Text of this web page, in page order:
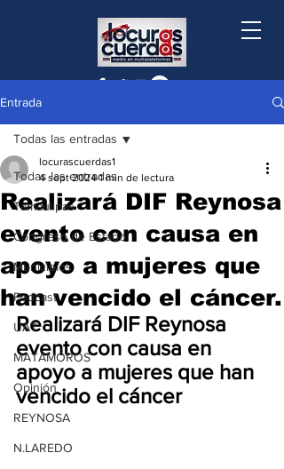
Entrada
Todas las entradas
Tamaulipas
Congreso de Estado
Municipios
Podcast
UAT
MATAMOROS
Opinión
REYNOSA
N.LAREDO
Todas las entradas
Realizará DIF Reynosa
evento con causa en
apoyo a mujeres que
han vencido el cáncer.
locurascuerdas1
4 sept 2024 1 min de lectura
Realizará DIF Reynosa
evento con causa en
apoyo a mujeres que han
vencido el cáncer